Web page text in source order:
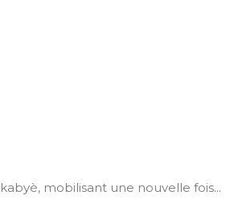
mobilisant une nouvelle fois...